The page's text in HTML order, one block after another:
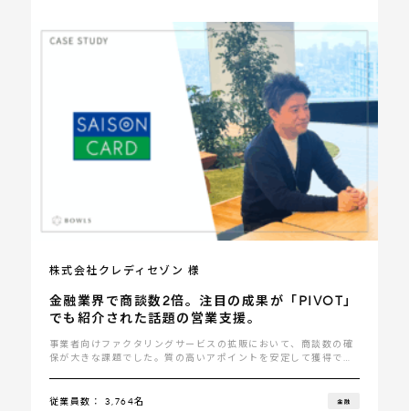
株式会社クレディセゾン 様
金融業界で商談数2倍。注目の成果が「PIVOT」
でも紹介された話題の営業支援。
事業者向けファクタリングサービスの拡販において、商談数の確
保が大きな課題でした。質の高いアポイントを安定して獲得でき
従業員数： 3,764名 金融